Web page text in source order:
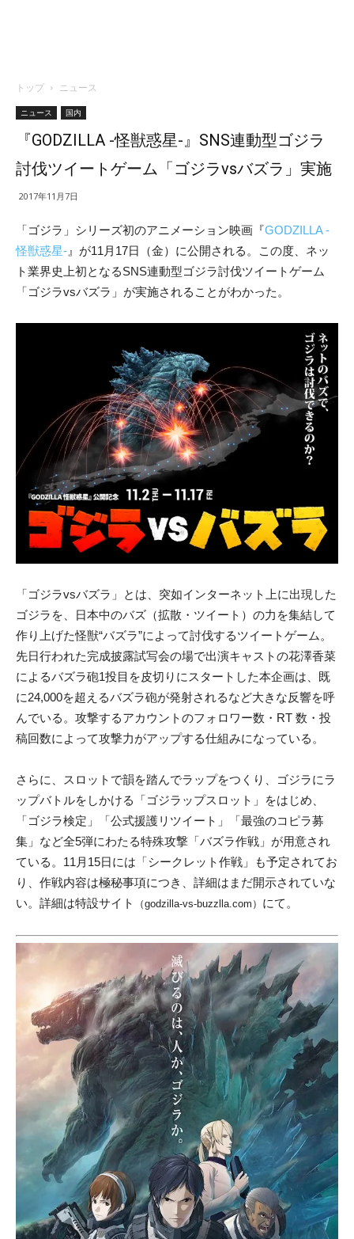
トップ ニュース
ニュース 国内
『GODZILLA -怪獣惑星-』SNS連動型ゴジラ
討伐ツイートゲーム「ゴジラvsバズラ」実施
2017年11月7日
「ゴジラ」シリーズ初のアニメーション映画『GODZILLA -
怪獣惑星- 』が11月17日（金）に公開される。この度、ネッ
ト業界史上初となるSNS連動型ゴジラ討伐ツイートゲーム
「ゴジラvsバズラ」が実施されることがわかった。
「ゴジラvsバズラ」とは、突如インターネット上に出現した
ゴジラを、日本中のバズ（拡散・ツイート）の力を集結して
作り上げた怪獣“バズラ”によって討伐するツイートゲーム。
先日行われた完成披露試写会の場で出演キャストの花澤香菜
によるバズラ砲1投目を皮切りにスタートした本企画は、既
に24,000を超えるバズラ砲が発射されるなど大きな反響を呼
んでいる。攻撃するアカウントのフォロワー数・RT 数・投
稿回数によって攻撃力がアップする仕組みになっている。
さらに、スロットで韻を踏んでラップをつくり、ゴジラにラ
ップバトルをしかける「ゴジラップスロット」をはじめ、
「ゴジラ検定」「公式援護リツイート」「最強のコピラ募
集」など全5弾にわたる特殊攻撃「バズラ作戦」が用意され
ている。11月15日には「シークレット作戦」も予定されてお
り、作戦内容は極秘事項につき、詳細はまだ開示されていな
い。詳細は特設サイト
（godzilla-vs-buzzlla.com） にて。